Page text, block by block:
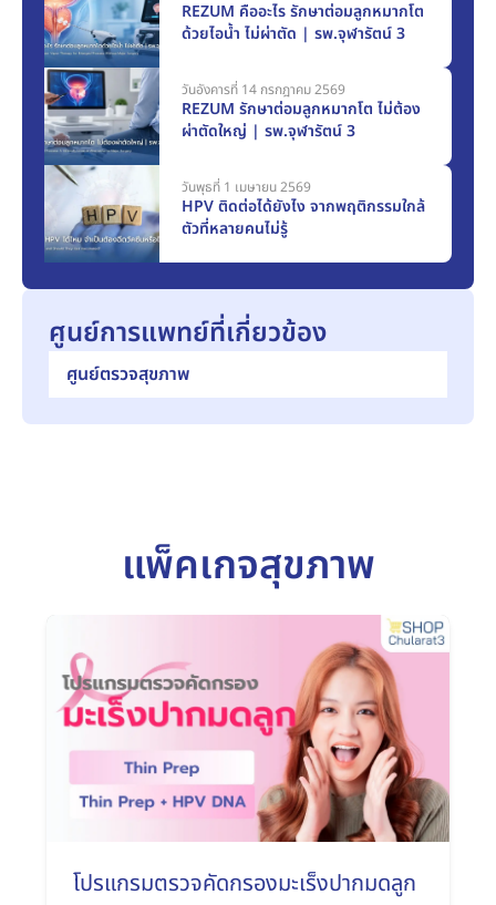
REZUM คืออะไร รักษาต่อมลูกหมากโต
ด้วยไอน้ำ ไม่ผ่าตัด | รพ.จุฬารัตน์ 3
วันอังคารที่ 14 กรกฎาคม 2569
REZUM รักษาต่อมลูกหมากโต ไม่ต้อง
ผ่าตัดใหญ่ | รพ.จุฬารัตน์ 3
วันพุธที่ 1 เมษายน 2569
HPV ติดต่อได้ยังไง จากพฤติกรรมใกล้
ตัวที่หลายคนไม่รู้
ศูนย์การแพทย์ที่เกี่ยวข้อง
ศูนย์ตรวจสุขภาพ
แพ็คเกจสุขภาพ
โปรแกรมตรวจคัดกรองมะเร็งปากมดลูก